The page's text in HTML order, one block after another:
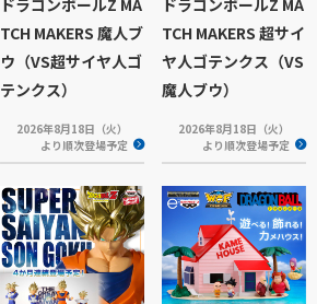
ドラゴンボールZ MA
TCH MAKERS 魔人ブ
ウ（VS超サイヤ人ゴ
テンクス）
2026年8月18日（火）
より順次登場予定
ドラゴンボールZ MA
TCH MAKERS 超サイ
ヤ人ゴテンクス（VS
魔人ブウ）
2026年8月18日（火）
より順次登場予定